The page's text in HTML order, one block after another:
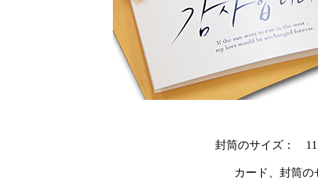
封筒のサイズ：
カード、封筒の